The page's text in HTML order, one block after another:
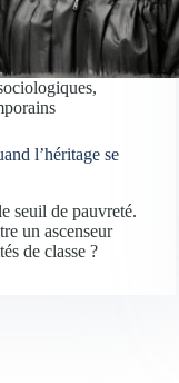
,
l’héritage se
seuil de pauvreté.
un ascenseur
de classe ?